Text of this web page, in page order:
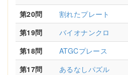
第20問
割れたプレート
第19問
バイオナンクロ
第18問
ATGCプレース
第17問
あるなしパズル